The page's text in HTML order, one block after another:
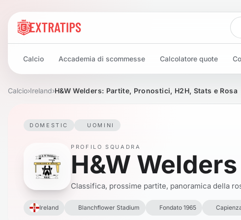
Calcio Accademia di scommesse Calcolatore quote
Calcio›Ireland›H&W Welders: Partite, Pronostici, H2H, Stats e Rosa
DOMESTIC UOMINI
PROFILO SQUADRA
H&W Welders
Classifica, prossime partite, panoramica della
Ireland Blanchflower Stadium Fondato 1965